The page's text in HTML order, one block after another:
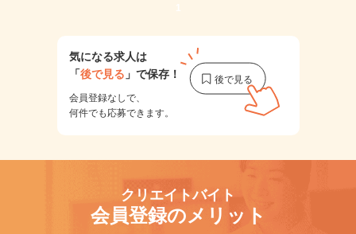
1
気になる求人は
「後で見る 」で保存！
会員登録なしで、
何件でも応募できます。
クリエイトバイト
会員登録のメリット